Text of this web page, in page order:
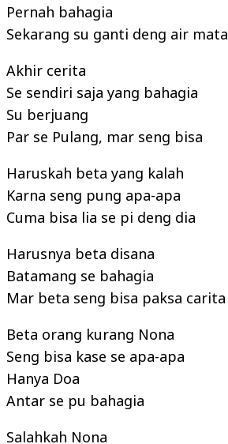
Pernah bahagia
Sekarang su ganti deng air mata
Akhir cerita
Se sendiri saja yang bahagia
Su berjuang
Par se Pulang, mar seng bisa
Haruskah beta yang kalah
Karna seng pung apa-apa
Cuma bisa lia se pi deng dia
Harusnya beta disana
Batamang se bahagia
Mar beta seng bisa paksa carita
Beta orang kurang Nona
Seng bisa kase se apa-apa
Hanya Doa
Antar se pu bahagia
Salahkah Nona